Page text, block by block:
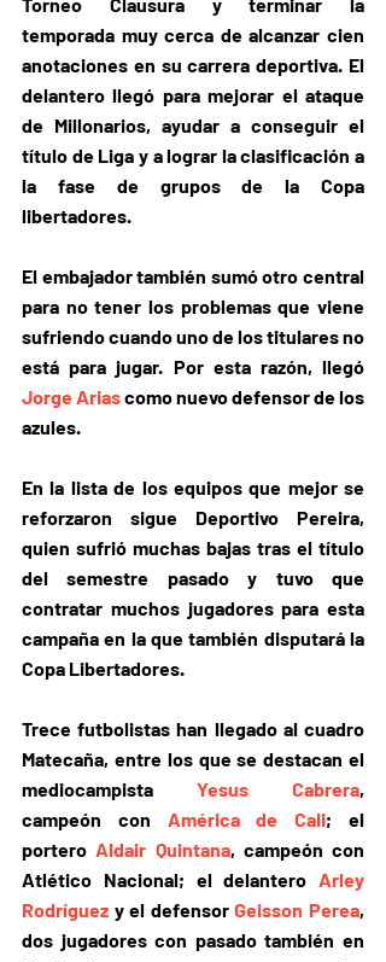
temporada muy cerca de alcanzar cien
anotaciones en su carrera deportiva. El
delantero llegó para mejorar el ataque
de Millonarios, ayudar a conseguir el
título de Liga y a lograr la clasificación a
la fase de grupos de la Copa
libertadores.
El embajador también sumó otro central
para no tener los problemas que viene
sufriendo cuando uno de los titulares no
Jorge Arias como nuevo defensor de los
azules.
En la lista de los equipos que mejor se
reforzaron sigue Deportivo Pereira,
quien sufrió muchas bajas tras el título
del semestre pasado y tuvo que
contratar muchos jugadores para esta
campaña en la que también disputará la
Copa Libertadores.
Trece futbolistas han llegado al cuadro
Matecaña, entre los que se destacan el
mediocampista Yesus Cabrera,
campeón con América de Cali; el
portero Aldair Quintana
Atlético Nacional; el delantero Arley
Rodríguez y el defensor Geisson Perea,
dos jugadores con pasado también en